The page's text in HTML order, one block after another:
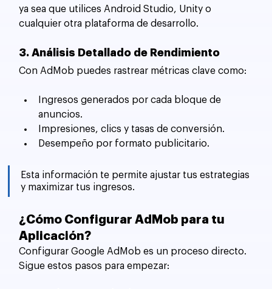
ya sea que utilices Android Studio, Unity o
cualquier otra plataforma de desarrollo.
3. Análisis Detallado de Rendimiento
Con AdMob puedes rastrear métricas clave como:
Ingresos generados por cada bloque de
anuncios.
Impresiones, clics y tasas de conversión.
Desempeño por formato publicitario.
Esta información te permite ajustar tus estrategias
y maximizar tus ingresos.
¿Cómo Configurar AdMob para tu
Aplicación?
Configurar Google AdMob es un proceso directo.
Sigue estos pasos para empezar: